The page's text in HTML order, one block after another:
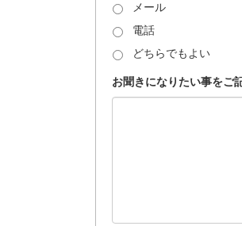
メール
電話
どちらでもよい
お聞きになりたい事をご